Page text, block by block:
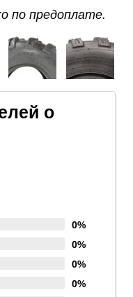
по предоплате.
о
0%
0%
0%
0%